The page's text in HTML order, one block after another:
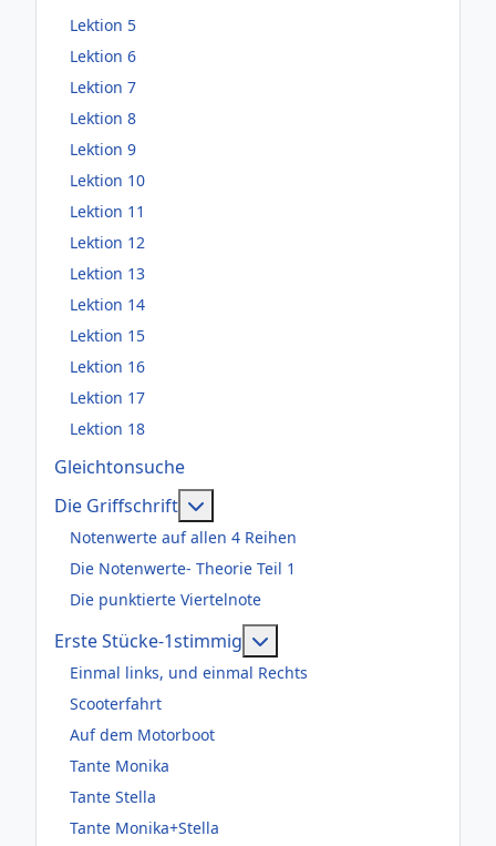
Lektion 5
Lektion 6
Lektion 7
Lektion 8
Lektion 9
Lektion 10
Lektion 11
Lektion 12
Lektion 13
Lektion 14
Lektion 15
Lektion 16
Lektion 17
Lektion 18
Gleichtonsuche
Die Griffschrift
Notenwerte auf allen 4 Reihen
Die Notenwerte- Theorie Teil 1
Die punktierte Viertelnote
Erste Stücke-1stimmig
Einmal links, und einmal Rechts
Scooterfahrt
Auf dem Motorboot
Tante Monika
Tante Stella
Tante Monika+Stella